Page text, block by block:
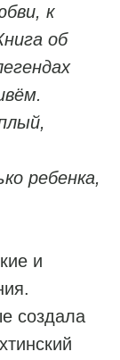
к
об
ребенка,
и
создала